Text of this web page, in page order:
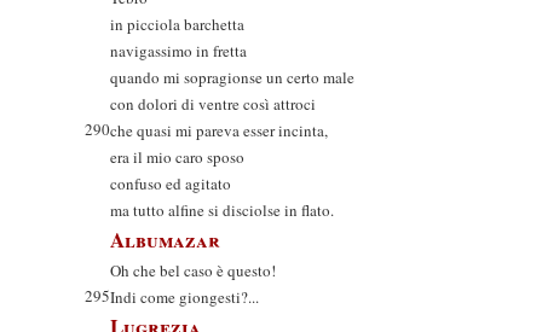
in picciola barchetta
navigassimo in fretta
quando mi sopragionse un certo male
con dolori di ventre così attroci
290che quasi mi pareva esser incinta,
era il mio caro sposo
confuso ed agitato
ma tutto alfine si disciolse in flato.
Albumazar
Oh che bel caso è questo!
295Indi come giongesti?...